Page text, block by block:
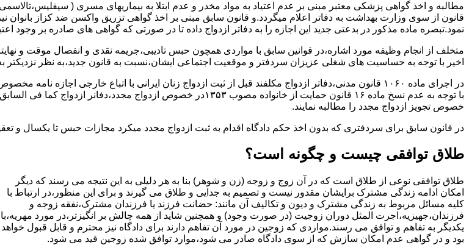
قانون از سوی وزارت بهداشت به دفاتر اعلام میگردد.و قانون سابق مبنی بر اخذ گواهی تزریق واکسن ضد کزاز
نمود.تبصره ماده مذکور در بدعتی جدید این اجازه را به دفاتر ازدواج داده تا در صورتی که گواهی های صادره بر وجود
متخلف از انجام وظیفه مورد اشاره،در قوانین سابق با مواردی همچون حبس تادیبی،جریمه نقدی و انفصال موقت و
اخیر با توجه به حساسیت های شغلی عزیزان سردفتر و موقعیت اجتماعی ایشان،نسبت به قانون جدید،به نظر نزدیکتر
در اجرای ماده ۱۰۶۰ قانون مدنی،دفاتر ازدواج مکلفند قبل از ثبت ازدواج زنان ایرانی با اتباع خارجی اجازه نامه مخصوص دولت ( وزارت کشور ) را اخذ نمایند.
با توجه به عدم نسخ ماده ۱۶ قانون حمایت از خانواده مصوب ۱۳۵۳در خصوص
خصوص تجویز ازدواج مجدد را مطالبه نمایند.
در قانون سابق برای سردفتری که بدون اخذ حکم دادگاه اقدام به ثبت ازدواج مجدد میکرد مجازات حبس تا
طلاق توافقی چیست و چگونه است؟
طلاق توافقی نوعی از طلاق است که در آن زوج و زوجه (زن و شوهر) بنا به هر دلیلی به این نتیجه می رسند که دیگر
امکان ادامه زندگی مشترک برایشان مقدور نیست و تصمیم به جدایی و طلاق می گیرند و برای این منظور،در ارتباط با
کلیه مسائل مربوط به زندگی مشترک و دیون و تکالیف آن مانند: حضانت فرزند یا فرزندان مشترک،نفقه زوجه و
فرزندان،جهیزیه،اجرت المثل دوران زوجیت (در صورت وجود) و همچنین شاید از همه چالش بر انگیزتر،در مورد مهریه،با
یکدیگر به تفاهم و توافق می رسند.مواردی که زوجین در مورد آن تفاهم دارند برای دادگاه نیز محترم و قابل قبول خواهد
بود و در گواهی عدم امکان سازش که از سوی دادگاه صادر می شود،موارد توافق شده زوجین قید می شود.